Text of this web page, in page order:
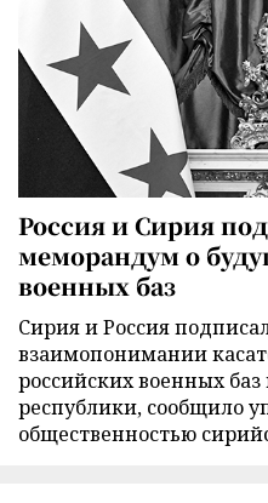
Россия и Сирия
меморандум о
военных баз
Сирия и Россия
взаимопонимании
российских военных
республики, сообщило
общественностью